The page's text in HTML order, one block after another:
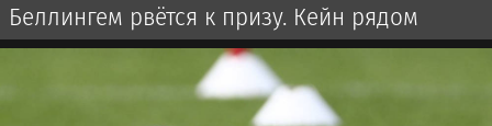
Беллингем рвётся к призу. Кейн рядом